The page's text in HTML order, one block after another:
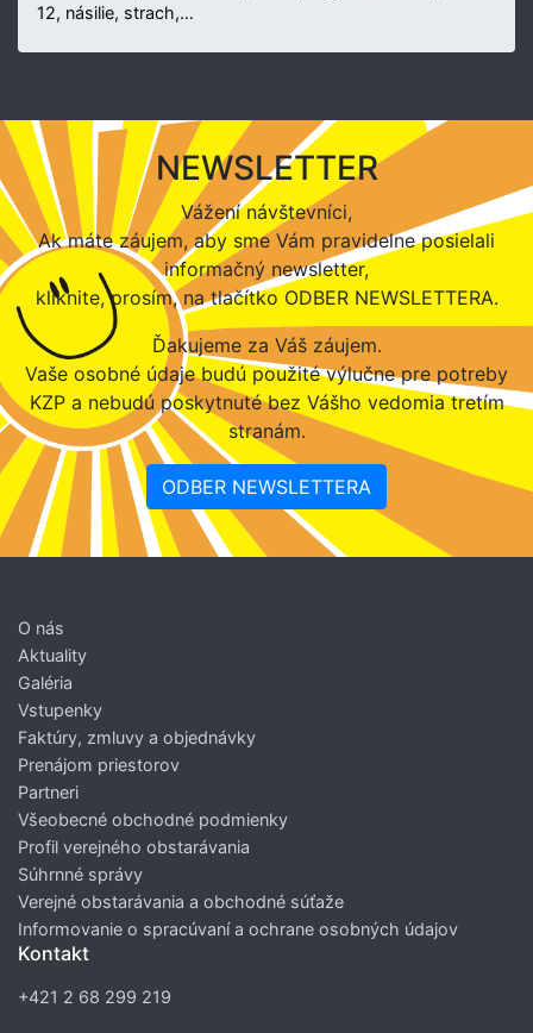
12, násilie, strach,…
NEWSLETTER
Vážení návštevníci,
Ak máte záujem, aby sme Vám pravidelne posielali
informačný newsletter,
kliknite, prosím, na tlačítko ODBER NEWSLETTERA.
Ďakujeme za Váš záujem.
Vaše osobné údaje budú použité výlučne pre potreby
KZP a nebudú poskytnuté bez Vášho vedomia tretím
stranám.
ODBER NEWSLETTERA
O nás
Aktuality
Galéria
Vstupenky
Faktúry, zmluvy a objednávky
Prenájom priestorov
Partneri
Všeobecné obchodné podmienky
Profil verejného obstarávania
Súhrnné správy
Verejné obstarávania a obchodné súťaže
Informovanie o spracúvaní a ochrane osobných údajov
Kontakt
+421 2 68 299 219